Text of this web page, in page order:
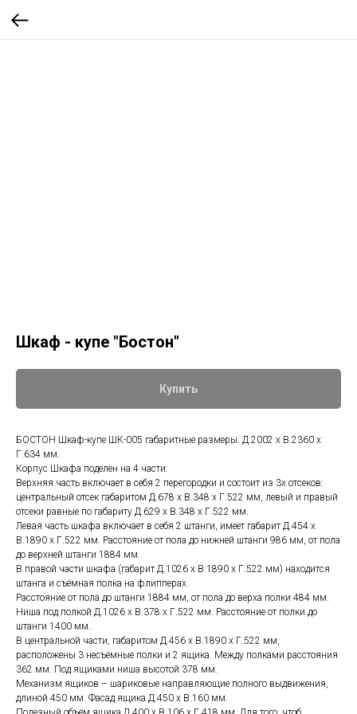
Шкаф - купе "Бостон"
Купить
БОСТОН Шкаф-купе ШК-005 габаритные размеры: Д.2002 х В.2360 х
Г.634 мм.
Корпус Шкафа поделен на 4 части:
Верхняя часть включает в себя 2 перегородки и состоит из 3х отсеков:
центральный отсек габаритом Д.678 х В.348 х Г.522 мм, левый и правый
отсеки равные по габариту Д.629 х В.348 х Г.522 мм.
Левая часть шкафа включает в себя 2 штанги, имеет габарит Д.454 х
В.1890 х Г.522 мм. Расстояние от пола до нижней штанги 986 мм, от пола
до верхней штанги 1884 мм.
В правой части шкафа (габарит Д.1026 х В.1890 х Г.522 мм) находится
штанга и съёмная полка на флипперах.
Расстояние от пола до штанги 1884 мм, от пола до верха полки 484 мм.
Ниша под полкой Д.1026 х В.378 х Г.522 мм. Расстояние от полки до
штанги 1400 мм.
В центральной части, габаритом Д.456 х В.1890 х Г.522 мм,
расположены 3 несъёмные полки и 2 ящика. Между полками расстояния
362 мм. Под ящиками ниша высотой 378 мм.
Механизм ящиков – шариковые направляющие полного выдвижения,
длиной 450 мм. Фасад ящика Д.450 х В.160 мм.